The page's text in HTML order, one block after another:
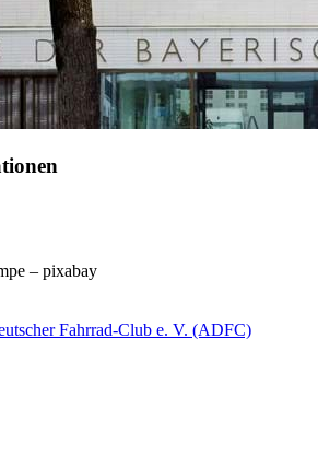
– pixabay
Fahrrad-Club e. V. (ADFC)